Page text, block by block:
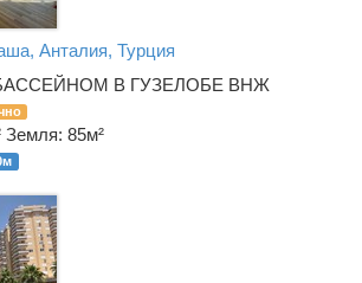
Анталия, Турция
В ГУЗЕЛОБЕ ВНЖ
85м²